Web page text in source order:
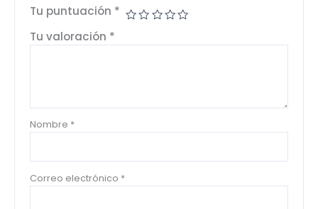
Tu puntuación *
Tu valoración *
Nombre *
Correo electrónico *